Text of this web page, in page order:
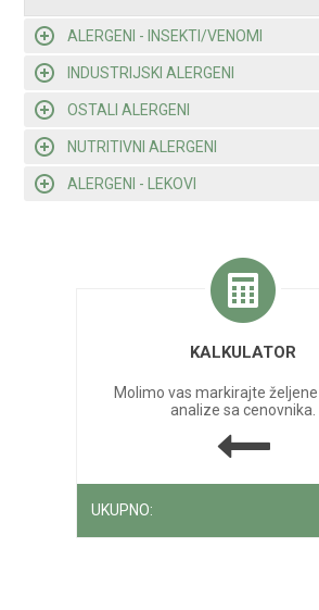
ALERGENI - INSEKTI/VENOMI
INDUSTRIJSKI ALERGENI
OSTALI ALERGENI
NUTRITIVNI ALERGENI
ALERGENI - LEKOVI
KALKULATOR
Molimo vas markirajte
analize sa cenovnika.
UKUPNO: